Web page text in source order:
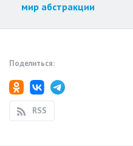
мир абстракции
Поделиться:
RSS